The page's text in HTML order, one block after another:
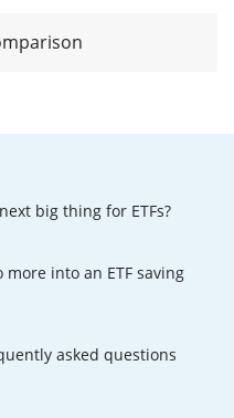
big thing for ETFs?
more into an ETF saving
asked questions